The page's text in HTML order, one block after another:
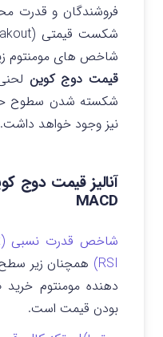
فروشندگان و قدرت
شاخص‌ های مومنتوم
قیمت دوج کوین
شکسته شدن سطوح
نیز وجود خواهد داشت.
MACD
RSI)
دهنده مومنتوم
بودن قیمت است.